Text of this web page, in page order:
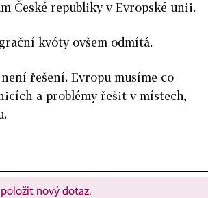
České republiky v Evropské unii.
kvóty ovšem odmítá.
řešení. Evropu musíme co
a problémy řešit v místech,
nový dotaz.